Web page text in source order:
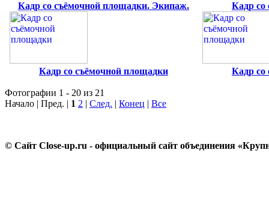
Кадр со съёмочной площадки. Экипаж. Кадр со
Кадр со съёмочной площадки Кадр со
Фотографии 1 - 20 из 21
Начало | Пред. | 1 2 | След. | Конец | Все
© Сайт Close-up.ru - официальный сайт объединения